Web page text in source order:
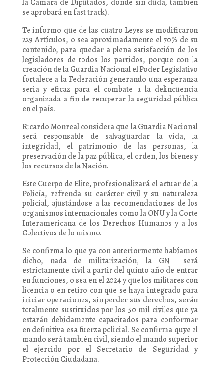
la Cámara de Diputados, donde sin duda, también
se aprobará en fast track).
Te informo que de las cuatro Leyes se modificaron
229 Artículos, o sea aproximadamente el 70% de su
contenido, para quedar a plena satisfacción de los
legisladores de todos los partidos, porque con la
creación de la Guardia Nacional el Poder Legislativo
fortalece a la Federación generando una esperanza
seria y eficaz para el combate a la delincuencia
organizada a fin de recuperar la seguridad pública
en el país.
Ricardo Monreal considera que la Guardia Nacional
será responsable de salvaguardar la vida, la
integridad, el patrimonio de las personas, la
preservación de la paz pública, el orden, los bienes y
los recursos de la Nación.
Este Cuerpo de Elite, profesionalizará el actuar de la
Policía, refrenda su carácter civil y su naturaleza
policial, ajustándose a las recomendaciones de los
organismos internacionales como la ONU y la Corte
Interamericana de los Derechos Humanos y a los
Colectivos de lo mismo.
Se confirma lo que ya con anteriormente habíamos
dicho, nada de militarización, la GN será
estrictamente civil a partir del quinto año de entrar
en funciones, o sea en el 2024 y que los militares con
licencia o en retiro con que se haya integrado para
iniciar operaciones, sin perder sus derechos, serán
totalmente sustituidos por los 50 mil civiles que ya
estarán debidamente capacitados para conformar
en definitiva esa fuerza policial. Se confirma quye el
mando será también civil, siendo el mando superior
el ejercido por el Secretario de Seguridad y
Protección Ciudadana.